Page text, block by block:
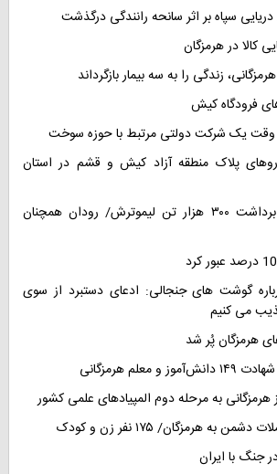
سپاه بر اثر سانحه رانندگی درگذشت
کالا در هرمزگان
زندگی را به سه بیمار بازگرداند
فرودگاه کیش
یک شرکت دولتی مرتبط با حوزه سوخت
پلاک منطقه آزاد کیش و قشم در استان
هرمزگان در تکاپوی برداشت ۳۰۰ هزار تن لیموترش/ رودان همچنان
گوشت های جنجالی: ادعای دستبرد از سوی
می کنیم
جنگ با ایران